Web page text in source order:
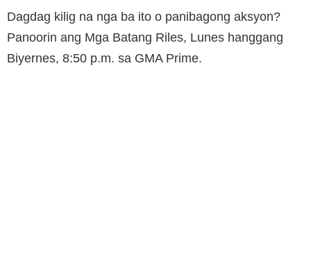
Dagdag kilig na nga ba ito o panibagong aksyon?
Panoorin ang Mga Batang Riles, Lunes hanggang
Biyernes, 8:50 p.m. sa GMA Prime.